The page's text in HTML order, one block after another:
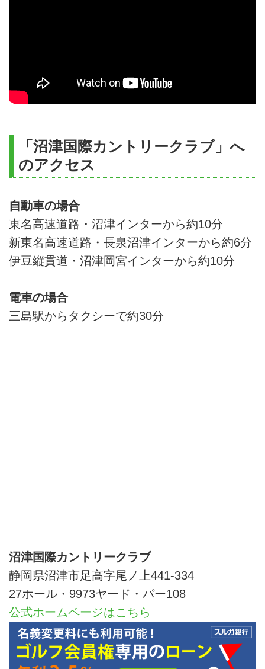
「沼津国際カントリークラブ」へ
のアクセス
自動車の場合
東名高速道路・沼津インターから約10分
新東名高速道路・長泉沼津インターから約6分
伊豆縦貫道・沼津岡宮インターから約10分
電車の場合
三島駅からタクシーで約30分
沼津国際カントリークラブ
静岡県沼津市足高字尾ノ上441-334
27ホール・9973ヤード・パー108
公式ホームページはこちら